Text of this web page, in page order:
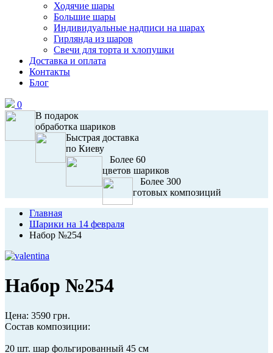
Ходячие шары
Большие шары
Индивидуальные надписи на шарах
Гирлянда из шаров
Свечи для торта и хлопушки
Доставка и оплата
Контакты
Блог
0
В подарок
обработка шариков
Быстрая доставка
по Киеву
Более 60
цветов шариков
Более 300
готовых композиций
Главная
Шарики на 14 февраля
Набор №254
Набор №254
Цена: 3590 грн.
Состав композиции:
20 шт. шар фольгированный 45 см